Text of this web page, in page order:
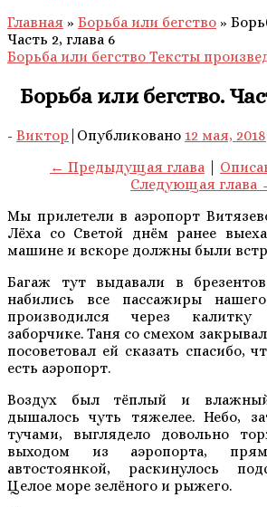
Главная » Борьба или бегство »
Часть 2, глава 6
Борьба или бегство Тексты
Борьба или бегство.
- Виктор | Опубликовано 12 мая, 2018
← Предыдущая глава |
Следующая глава
Мы прилетели в аэропорт
Лёха со Светой днём ранее
машине и вскоре должны были
Багаж тут выдавали в
набились все пассажиры
производился через
заборчике. Таня со смехом
посоветовал ей сказать спасибо,
есть аэропорт.
Воздух был тёплый и
дышалось чуть тяжелее. Небо,
тучами, выглядело довольно
выходом из аэропорта,
автостоянкой, раскинулось
Целое море зелёного и рыжего.